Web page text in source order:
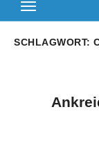
SCHLAGWORT: